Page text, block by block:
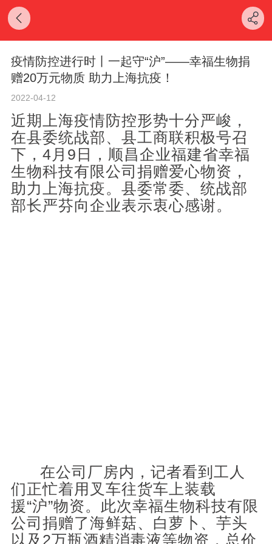
疫情防控进行时丨一起守“沪”——幸福生物捐
赠20万元物质 助力上海抗疫！
2022-04-12
近期上海疫情防控形势十分严峻，
在县委统战部、县工商联积极号召
下，4月9日，顺昌企业福建省幸福
生物科技有限公司捐赠爱心物资，
助力上海抗疫。县委常委、统战部
部长严芬向企业表示衷心感谢。
在公司 厂房内，记者看到工人
们正忙着用叉车往货车上装载
援“沪”物资。此次幸福生物科技有限
公司捐赠了海鲜菇、白萝卜、芋头
以及2万瓶酒精消毒液等物资，总价